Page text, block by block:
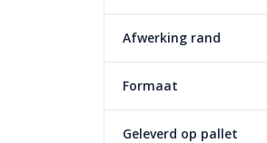
Afwerking rand
Formaat
Geleverd op pallet